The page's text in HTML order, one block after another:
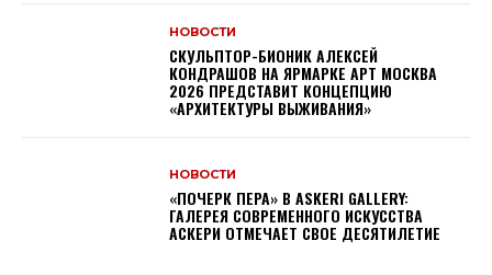
НОВОСТИ
СКУЛЬПТОР-БИОНИК АЛЕКСЕЙ
КОНДРАШОВ НА ЯРМАРКЕ АРТ МОСКВА
2026 ПРЕДСТАВИТ КОНЦЕПЦИЮ
«АРХИТЕКТУРЫ ВЫЖИВАНИЯ»
НОВОСТИ
«ПОЧЕРК ПЕРА» В ASKERI GALLERY:
ГАЛЕРЕЯ СОВРЕМЕННОГО ИСКУССТВА
АСКЕРИ ОТМЕЧАЕТ СВОЕ ДЕСЯТИЛЕТИЕ